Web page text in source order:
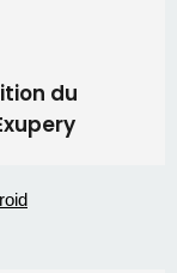
du